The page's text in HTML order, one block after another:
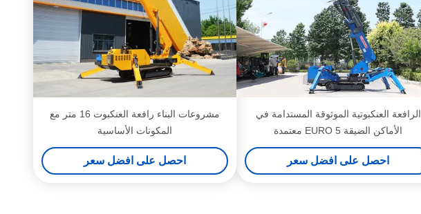
الرافعة العنكبوتية الموثوقة المستدامة في
الأماكن الضيقة EURO 5 معتمدة
احصل على افضل سعر
مشروعات البناء رافعة العنكبوت 16 متر مع
المكونات الأساسية
احصل على افضل سعر